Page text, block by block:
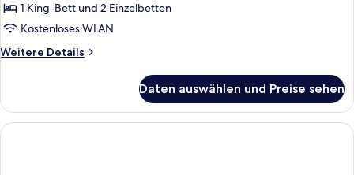
2
bedrooms
and
1
anzeigen
1 King-Bett und 2 Einzelbetten
Kostenloses WLAN
Weitere Details
Weitere
2
bedrooms
and
Daten auswählen und Preise sehen